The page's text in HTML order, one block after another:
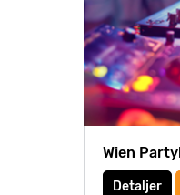
Wien
Detaljer